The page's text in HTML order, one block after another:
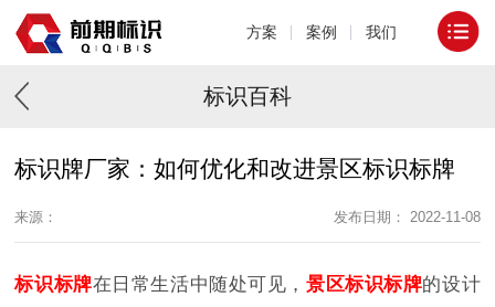
方案 案例 我们
标识百科
标识牌厂家：如何优化和改进景区标识标牌
来源： 发布日期： 2022-11-08
标识标牌在日常生活中随处可见，景区标识标牌的设计